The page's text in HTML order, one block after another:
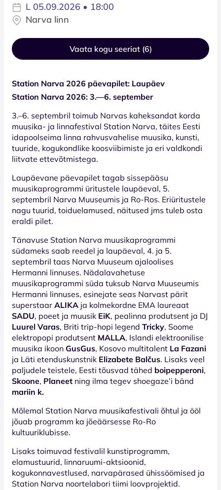
L 05.09.2026 • 18:00
Narva linn
Vaata kogu seeriat (6)
Station Narva 2026 päevapilet: Laupäev
Station Narva 2026: 3.—6. september
3.–6. septembril toimub Narvas kaheksandat korda
muusika- ja linnafestival Station Narva, täites Eesti
idapoolseima linna rahvusvahelise muusika, kunsti,
tuuride, kogukondlike koosviibimiste ja eri valdkondi
liitvate ettevõtmistega.
Laupäevane päevapilet tagab sissepääsu
muusikaprogrammi üritustele laupäeval, 5.
septembril Narva Muuseumis ja Ro-Ros. Eriüritustele
nagu tuurid, toiduelamused, näitused jms tuleb osta
eraldi pilet.
Tänavuse Station Narva muusikaprogrammi
südameks saab reedel ja laupäeval, 4. ja 5.
septembril taas Narva Muuseum ajaloolises
Hermanni linnuses. Nädalavahetuse
muusikaprogrammi süda tuksub Narva Muuseumis
Hermanni linnuses, esinejate seas Narvast pärit
superstaar ALIKA ja kolmekordne EMA laureaat
SADU, poeet ja muusik EiK, pealinna produtsent ja DJ
Luurel Varas, Briti trip-hopi legend Tricky, Soome
elektropopi produtsent MALLA, Islandi elektroonilise
muusika ikoon GusGus, Kosovo multitalent La Fazani
ja Läti etenduskunstnik Elizabete Balčus. Lisaks veel
paljudele teistele, Eesti tõusvad tähed boipepperoni,
Skoone, Planeet ning ilma tegev shoegaze’i bänd
mariin k.
Mõlemal Station Narva muusikafestivali õhtul ja ööl
jõuab programm ka jõeäärsesse Ro-Ro
kultuuriklubisse.
Lisaks toimuvad festivalil kunstiprogramm,
elamustuurid, linnaruumi-aktsioonid,
kogukonnavestlused, narvapärased ühissöömised ja
Station Narva noortelabori tiimi loovprojektid.